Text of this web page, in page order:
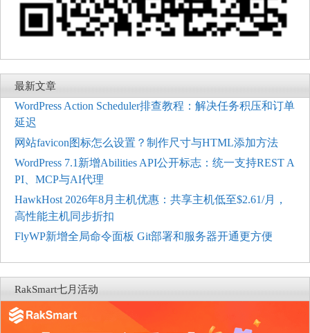
最新文章
WordPress Action Scheduler排查教程：解决任务积压和订单
延迟
网站favicon图标怎么设置？制作尺寸与HTML添加方法
WordPress 7.1新增Abilities API公开标志：统一支持REST A
PI、MCP与AI代理
HawkHost 2026年8月主机优惠：共享主机低至$2.61/月，
高性能主机同步折扣
FlyWP新增全局命令面板 Git部署和服务器开通更方便
RakSmart七月活动